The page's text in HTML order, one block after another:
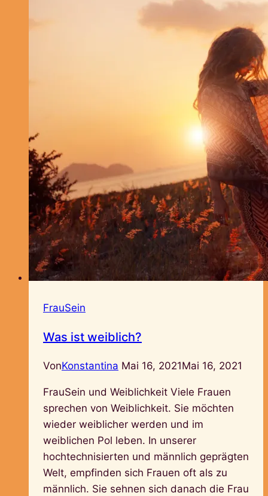
FrauSein
Was ist weiblich?
VonKonstantina Mai 16, 2021Mai 16, 2021
FrauSein und Weiblichkeit Viele Frauen
sprechen von Weiblichkeit. Sie möchten
wieder weiblicher werden und im
weiblichen Pol leben. In unserer
hochtechnisierten und männlich geprägten
Welt, empfinden sich Frauen oft als zu
männlich. Sie sehnen sich danach die Frau